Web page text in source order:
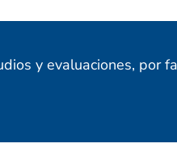
y evaluaciones, por